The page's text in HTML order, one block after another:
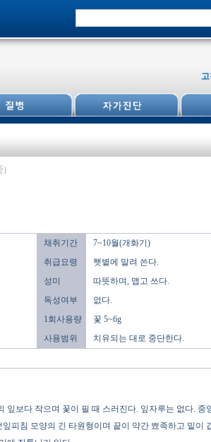
고
)
채취기간
7~10월(개화기)
취급요령
햇볕에 말려 쓴다.
성미
따뜻하며, 맵고 쓰다.
독성여부
없다.
1회사용량
꽃 5~6g
사용범위
치유되는 대로 중단한다.
잎보다 작으며 꽃이 필 때 스러진다. 잎자루는 없다. 중
잎피침 모양의 긴 타원형이며 끝이 약간 뾰족하고 밑이